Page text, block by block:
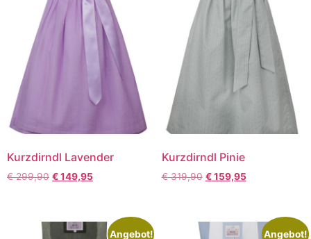
Kurzdirndl Lavender
€299,90 €149,95
Kurzdirndl Pinie
€319,90 €159,95
Angebot! Angebot!